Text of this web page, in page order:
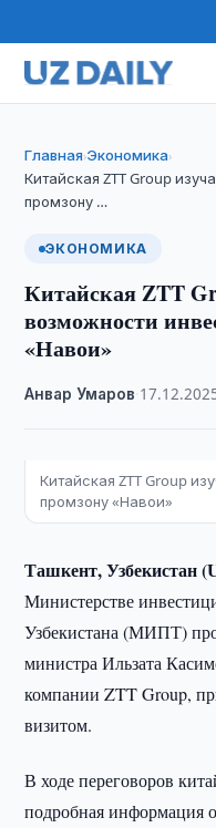
Главная›Экономика›
Китайская ZTT Group
промзону …
ЭКОНОМИКА
Китайская ZTT
возможности
«Навои»
Анвар Умаров
Китайская ZTT Group
промзону «Навои»
Ташкент, Узбекистан
Министерстве
Узбекистана (МИПТ)
министра Ильзата
компании ZTT Group,
визитом.
В ходе переговоров
подробная информация